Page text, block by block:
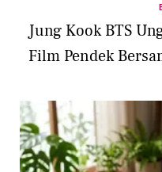
Jung Kook BTS
Film Pendek